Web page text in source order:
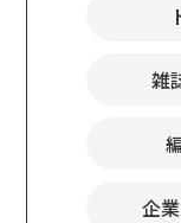
雑
企